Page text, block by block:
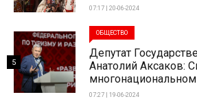
07:17 | 20-06-2024
ОБЩЕСТВО
Депутат
Анатолий Аксаков:
07:27 | 19-06-2024
5